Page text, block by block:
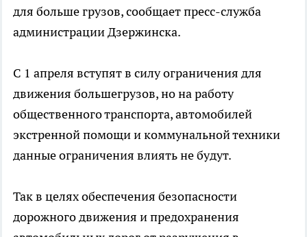
для больше грузов, сообщает пресс-служба
администрации Дзержинска.
С 1 апреля вступят в силу ограничения для
движения большегрузов, но на работу
общественного транспорта, автомобилей
экстренной помощи и коммунальной техники
данные ограничения влиять не будут.
Так в целях обеспечения безопасности
дорожного движения и предохранения